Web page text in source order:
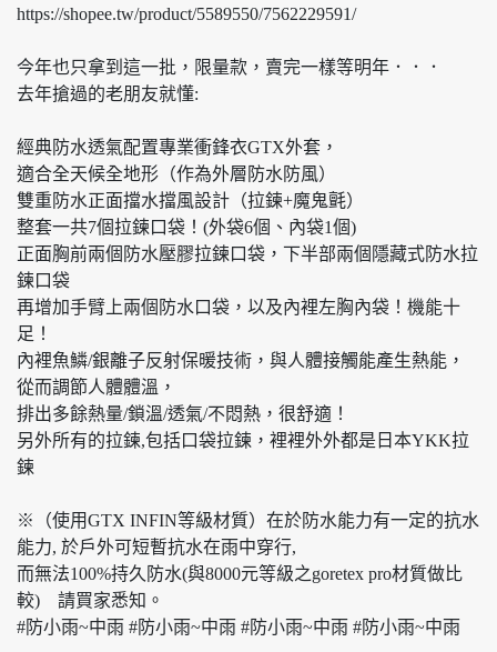
https://shopee.tw/product/5589550/7562229591/
今年也只拿到這一批，限量款，賣完一樣等明年．．．
去年搶過的老朋友就懂:
經典防水透氣配置專業衝鋒衣GTX外套，
適合全天候全地形（作為外層防水防風）
雙重防水正面擋水擋風設計（拉鍊+魔鬼氈）
整套一共7個拉鍊口袋！(外袋6個、內袋1個)
正面胸前兩個防水壓膠拉鍊口袋，下半部兩個隱藏式防水拉
鍊口袋
再增加手臂上兩個防水口袋，以及內裡左胸內袋！機能十
足！
內裡魚鱗/銀離子反射保暖技術，與人體接觸能產生熱能，
從而調節人體體溫，
排出多餘熱量/鎖溫/透氣/不悶熱，很舒適！
另外所有的拉鍊,包括口袋拉鍊，裡裡外外都是日本YKK拉
鍊
※（使用GTX INFIN等級材質）在於防水能力有一定的抗水
能力, 於戶外可短暫抗水在雨中穿行,
而無法100%持久防水(與8000元等級之goretex pro材質做比
較) 請買家悉知。
#防小雨~中雨 #防小雨~中雨 #防小雨~中雨 #防小雨~中雨